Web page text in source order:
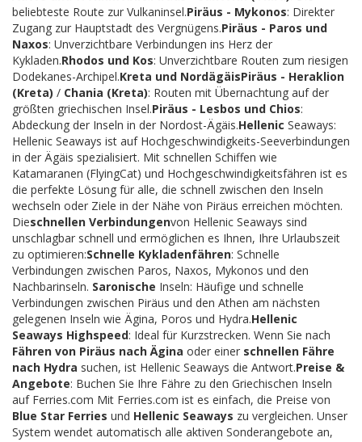
beliebteste Route zur Vulkaninsel.Piräus - Mykonos: Direkter
Zugang zur Hauptstadt des Vergnügens.Piräus - Paros und
Naxos: Unverzichtbare Verbindungen ins Herz der
Kykladen.Rhodos und Kos: Unverzichtbare Routen zum riesigen
Dodekanes-Archipel.Kreta und NordägäisPiräus - Heraklion
(Kreta) / Chania (Kreta): Routen mit Übernachtung auf der
größten griechischen Insel.Piräus - Lesbos und Chios:
Abdeckung der Inseln in der Nordost-Ägäis.Hellenic Seaways:
Hellenic Seaways ist auf Hochgeschwindigkeits-Seeverbindungen
in der Ägäis spezialisiert. Mit schnellen Schiffen wie
Katamaranen (FlyingCat) und Hochgeschwindigkeitsfähren ist es
die perfekte Lösung für alle, die schnell zwischen den Inseln
wechseln oder Ziele in der Nähe von Piräus erreichen möchten.
Dieschnellen Verbindungenvon Hellenic Seaways sind
unschlagbar schnell und ermöglichen es Ihnen, Ihre Urlaubszeit
zu optimieren:Schnelle Kykladenfähren: Schnelle
Verbindungen zwischen Paros, Naxos, Mykonos und den
Nachbarinseln. Saronische Inseln: Häufige und schnelle
Verbindungen zwischen Piräus und den Athen am nächsten
gelegenen Inseln wie Ägina, Poros und Hydra.Hellenic
Seaways Highspeed: Ideal für Kurzstrecken. Wenn Sie nach
Fähren von Piräus nach Ägina oder einer schnellen Fähre
nach Hydra suchen, ist Hellenic Seaways die Antwort.Preise &
Angebote: Buchen Sie Ihre Fähre zu den Griechischen Inseln
auf Ferries.com Mit Ferries.com ist es einfach, die Preise von
Blue Star Ferries und Hellenic Seaways zu vergleichen. Unser
System wendet automatisch alle aktiven Sonderangebote an,